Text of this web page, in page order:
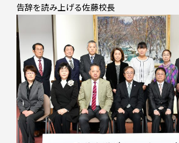
告辞を読み上げる佐藤校長